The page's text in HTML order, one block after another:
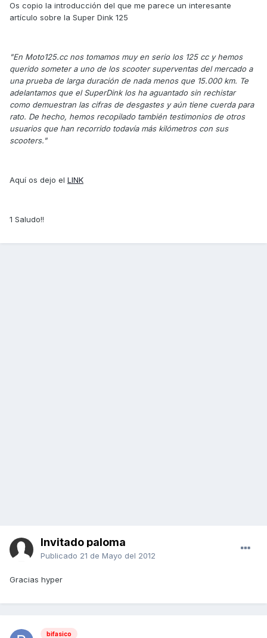
Os copio la introducción del que me parece un interesante
artículo sobre la Super Dink 125
"En Moto125.cc nos tomamos muy en serio los 125 cc y hemos
querido someter a uno de los scooter superventas del mercado a
una prueba de larga duración de nada menos que 15.000 km. Te
adelantamos que el SuperDink los ha aguantado sin rechistar
como demuestran las cifras de desgastes y aún tiene cuerda para
rato. De hecho, hemos recopilado también testimonios de otros
usuarios que han recorrido todavía más kilómetros con sus
scooters."
Aquí os dejo el LINK
1 Saludo!!
Invitado paloma
Publicado 21 de Mayo del 2012
Gracias hyper
bifasico